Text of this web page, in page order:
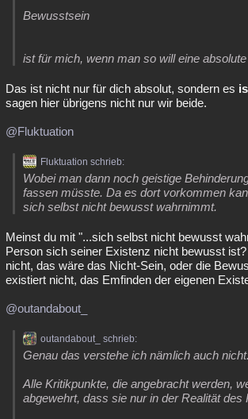
Bewusstsein
ist für mich, wenn man so will eine
Das ist nicht nur für dich absolut, sondern es
sagen hier übrigens nicht nur wir beide.
@Fluktuation
Fluktuation schrieb:
Wobei man dann noch geistige
fassen müsste. Da es dort vorkommen
sich selbst nicht bewusst wahrnimmt.
Meinst du mit "...sich selbst nicht bewusst
Person sich seiner Existenz nicht bewusst
nicht, das wäre das Nicht-Sein, oder die
existiert nicht, das Emfinden der eigenen
@outandabout_
outandabout_ schrieb:
Genau das verstehe ich nämlich auch nicht.
Alle Kritikpunkte, die angebracht werden,
abgewehrt, dass sie nur in der Realität des